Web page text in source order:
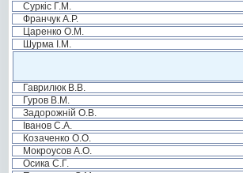
Суркіс Г.М.
Франчук А.Р.
Царенко О.М.
Шурма І.М.
Гаврилюк В.В.
Гуров В.М.
Задорожній О.В.
Іванов С.А.
Козаченко О.О.
Мокроусов А.О.
Осика С.Г.